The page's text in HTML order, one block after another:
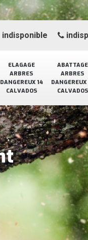
ELAGAGE
ARBRES
DANGEREUX 14
CALVADOS
ABATTAGE
ARBRES
DANGEREUX
CALVADOS
indisponible